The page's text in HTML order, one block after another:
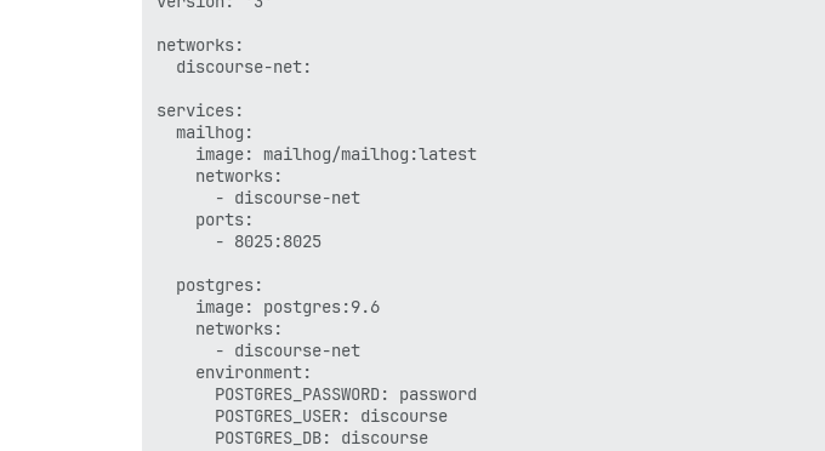
networks:
  discourse-net:
services:
  mailhog:
    image: mailhog/mailhog:latest
    networks:
      - discourse-net
    ports:
      - 8025:8025
  postgres:
    image: postgres:9.6
    networks:
      - discourse-net
    environment:
      POSTGRES_PASSWORD: password
      POSTGRES_USER: discourse
      POSTGRES_DB: discourse